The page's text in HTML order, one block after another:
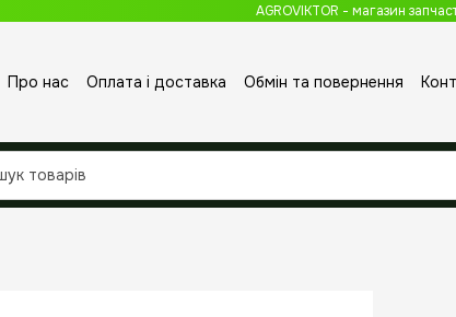
AGROVIKTOR - магазин
Про нас Оплата і доставка Обмін та повернення